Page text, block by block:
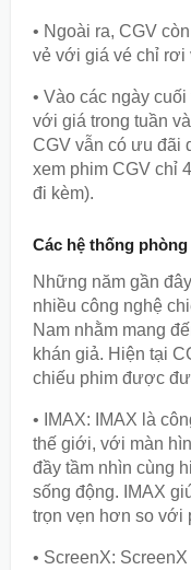
• Ngoài ra, CGV
vẻ với giá vé chỉ rơi
• Vào các ngày
với giá trong tuần
CGV vẫn có ưu đãi
xem phim CGV chỉ
đi kèm).
Các hệ thống
Những năm gần
nhiều công nghệ
Nam nhằm mang
khán giả. Hiện tại
chiếu phim được
• IMAX: IMAX là
thế giới, với màn
đầy tầm nhìn cùng
sống động. IMAX
trọn vẹn hơn so với
• ScreenX: